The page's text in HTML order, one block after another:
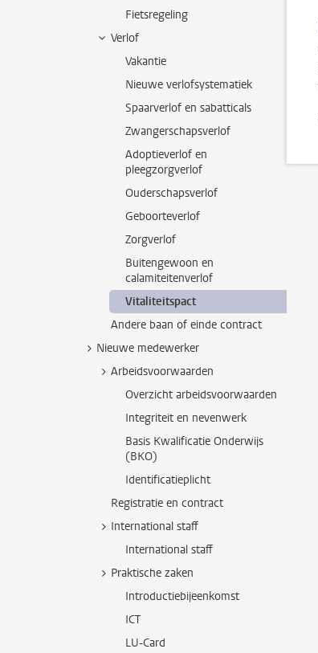
Fietsregeling
Verlof
Vakantie
Nieuwe verlofsystematiek
Spaarverlof en sabatticals
Zwangerschapsverlof
Adoptieverlof en
pleegzorgverlof
Ouderschapsverlof
Geboorteverlof
Zorgverlof
Buitengewoon en
calamiteitenverlof
Vitaliteitspact
Andere baan of einde contract
Nieuwe medewerker
Arbeidsvoorwaarden
Overzicht arbeidsvoorwaarden
Integriteit en nevenwerk
Basis Kwalificatie Onderwijs
(BKO)
Identificatieplicht
Registratie en contract
International staff
International staff
Praktische zaken
Introductiebijeenkomst
ICT
LU-Card